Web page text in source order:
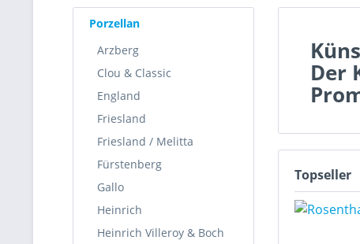
Porzellan
Arzberg
Clou & Classic
England
Friesland
Friesland / Melitta
Fürstenberg
Gallo
Heinrich
Heinrich Villeroy & Boch
Der
Topseller